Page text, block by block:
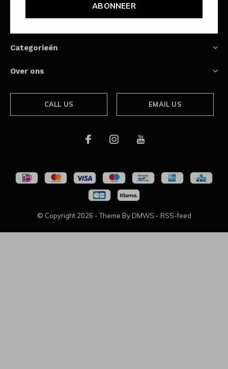
ABONNEER
Categorieën
Over ons
CALL US EMAIL US
© Copyright 2026 - Theme By DMWS - RSS-feed